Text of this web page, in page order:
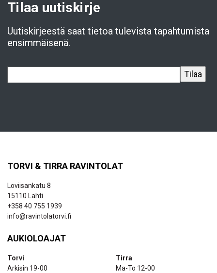
Tilaa uutiskirje
Uutiskirjeestä saat tietoa tulevista tapahtumista
ensimmäisenä.
TORVI & TIRRA RAVINTOLAT
Loviisankatu 8
15110 Lahti
+358 40 755 1939
info@ravintolatorvi.fi
AUKIOLOAJAT
Torvi
Arkisin 19-00
Tirra
Ma-To 12-00